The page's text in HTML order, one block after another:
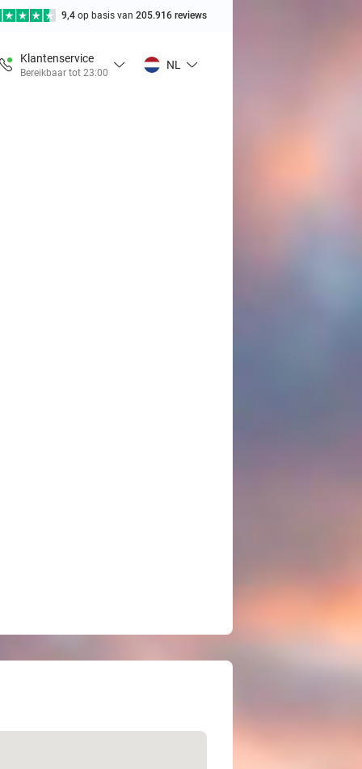
9,4 op basis van 205.916 reviews
Klantenservice
Bereikbaar tot 23:00
NL